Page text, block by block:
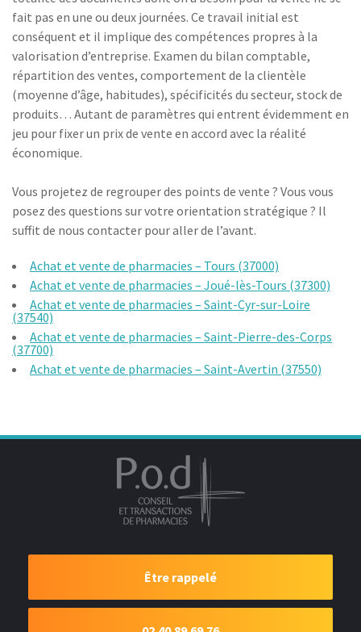
fait pas en une ou deux journées. Ce travail initial est
conséquent et il implique des compétences propres à la
valorisation d’entreprise. Examen du bilan comptable,
répartition des ventes, comportement de la clientèle
(moyenne d’âge, habitudes), spécificités du secteur, stock de
produits… Autant de paramètres qui entrent évidemment en
jeu pour fixer un prix de vente en accord avec la réalité
économique.
Vous projetez de regrouper des points de vente ? Vous vous
posez des questions sur votre orientation stratégique ? Il
suffit de nous contacter pour aller de l’avant.
Achat et vente de pharmacies – Tours (37000)
Achat et vente de pharmacies – Joué-lès-Tours (37300)
Achat et vente de pharmacies – Saint-Cyr-sur-Loire
(37540)
Achat et vente de pharmacies – Saint-Pierre-des-Corps
(37700)
Achat et vente de pharmacies – Saint-Avertin (37550)
Être rappelé